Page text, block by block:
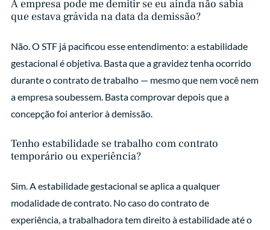
A empresa pode me demitir se eu ainda não sabia
que estava grávida na data da demissão?
Não. O STF já pacificou esse entendimento: a estabilidade
gestacional é objetiva. Basta que a gravidez tenha ocorrido
durante o contrato de trabalho — mesmo que nem você nem
a empresa soubessem. Basta comprovar depois que a
concepção foi anterior à demissão.
Tenho estabilidade se trabalho com contrato
temporário ou experiência?
Sim. A estabilidade gestacional se aplica a qualquer
modalidade de contrato. No caso do contrato de
experiência, a trabalhadora tem direito à estabilidade até o